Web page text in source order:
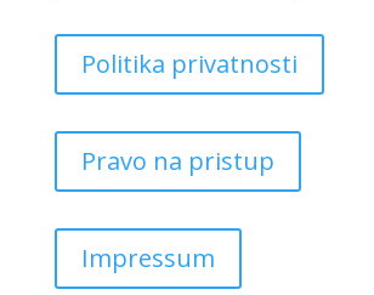
Politika privatnosti
Pravo na pristup
Impressum